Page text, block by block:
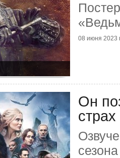
08 июня 2023
Он
страх